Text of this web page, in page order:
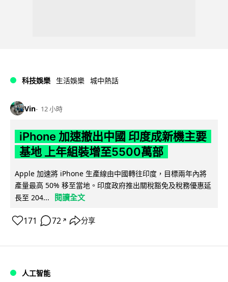
科技娛樂 生活娛樂 城中熱話
Vin 12 小時
iPhone 加速撤出中國 印度成新機主要
基地 上年組裝增至5500萬部
Apple 加速將 iPhone 生產線由中國轉往印度，目標兩年內將
產量最高 50% 移至當地。印度政府推出關稅豁免及稅務優惠延
長至 204...
閱讀全文
171 72 ↗ 分享
人工智能